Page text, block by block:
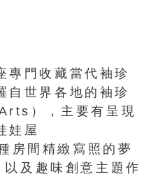
專門收藏當代袖珍
自世界各地的袖珍
），主要有呈現
娃屋
房間精緻寫照的夢
及趣味創意主題作